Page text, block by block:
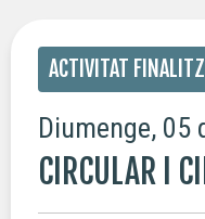
ACTIVITAT
Diumenge, 05
CIRCULAR I